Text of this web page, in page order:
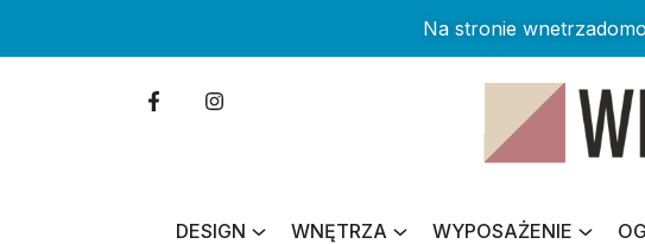
Na stronie
DESIGN WNĘTRZA WYPOSAŻENIE